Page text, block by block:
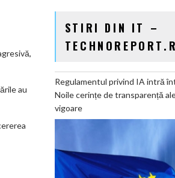
au
STIRI DIN IT –
Regulamentul privind IA intră
Noile cerințe de transparență
vigoare